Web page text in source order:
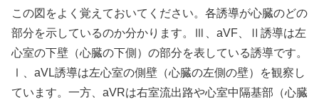
この図をよく覚えておいてください。各誘導が心臓のどの
部分を示しているのか分かります。Ⅲ、aVF、Ⅱ誘導は左
心室の下壁（心臓の下側）の部分を表している誘導です。
Ⅰ、aVL誘導は左心室の側壁（心臓の左側の壁）を観察し
ています。一方、aVRは右室流出路や心室中隔基部（心臓